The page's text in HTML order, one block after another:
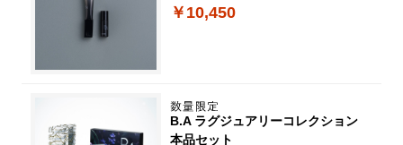
￥10,450
B.A ラグジュアリーコレクション
本品セット